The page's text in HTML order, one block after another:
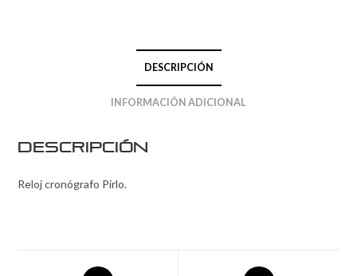
DESCRIPCIÓN
INFORMACIÓN ADICIONAL
Descripción
Reloj cronógrafo Pirlo.